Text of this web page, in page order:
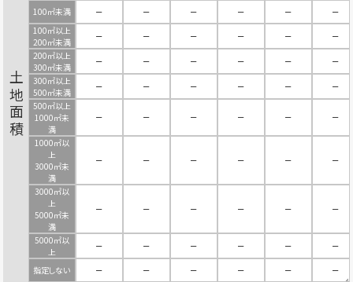
土地面積
100㎡未満 － － － － －
－
100㎡以上
200㎡未満
－ － － － －
－
200㎡以上
300㎡未満
－ － － － －
－
300㎡以上
500㎡未満
－ － － － －
－
500㎡以上
1000㎡未
満
－ － － － － －
1000㎡以
上
3000㎡未
満
－ － － － － －
3000㎡以
上
5000㎡未
満
－ － － － － －
5000㎡以
上
－ － － － － －
指定しない － － － － － －